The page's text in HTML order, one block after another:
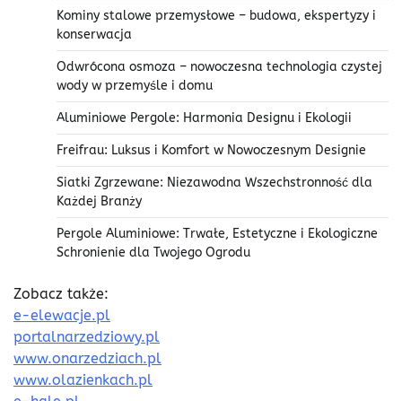
Kominy stalowe przemysłowe – budowa, ekspertyzy i
konserwacja
Odwrócona osmoza – nowoczesna technologia czystej
wody w przemyśle i domu
Aluminiowe Pergole: Harmonia Designu i Ekologii
Freifrau: Luksus i Komfort w Nowoczesnym Designie
Siatki Zgrzewane: Niezawodna Wszechstronność dla
Każdej Branży
Pergole Aluminiowe: Trwałe, Estetyczne i Ekologiczne
Schronienie dla Twojego Ogrodu
Zobacz także:
e-elewacje.pl
portalnarzedziowy.pl
www.onarzedziach.pl
www.olazienkach.pl